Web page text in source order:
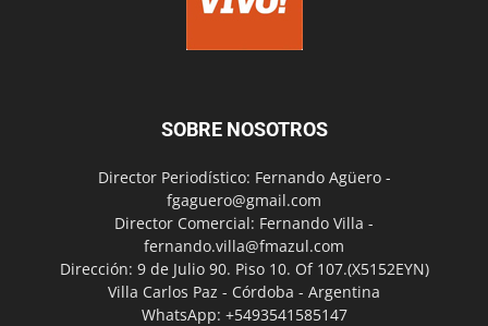
SOBRE NOSOTROS
Director Periodístico: Fernando Agüero -
fgaguero@gmail.com
Director Comercial: Fernando Villa -
fernando.villa@fmazul.com
Dirección: 9 de Julio 90. Piso 10. Of 107.(X5152EYN)
Villa Carlos Paz - Córdoba - Argentina
WhatsApp: +5493541585147